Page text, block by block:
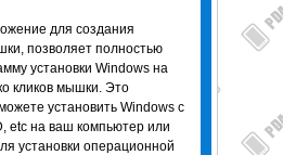
для создания
позволяет полностью
установки Windows на
кликов мышки. Это
установить Windows с
etc на ваш компьютер или
установки операционной